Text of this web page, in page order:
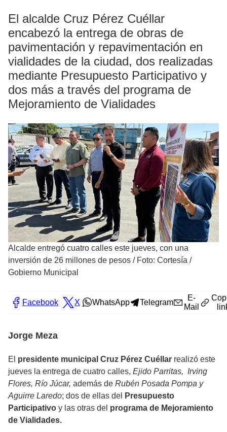
El alcalde Cruz Pérez Cuéllar
encabezó la entrega de obras de
pavimentación y repavimentación en
vialidades de la ciudad, dos realizadas
mediante Presupuesto Participativo y
dos más a través del programa de
Mejoramiento de Vialidades
Alcalde entregó cuatro calles este jueves, con una
inversión de 26 millones de pesos / Foto: Cortesía /
Gobierno Municipal
Facebook X WhatsApp Telegram
E-
Mail
Jorge Meza
El presidente municipal Cruz Pérez Cuéllar realizó este
jueves la entrega de cuatro calles, Ejido Parritas, Irving
Flores, Río Júcar, además de Rubén Posada Pompa y
Aguirre Laredo; dos de ellas del
Presupuesto
Participativo y las otras del programa de Mejoramiento
de Vialidades.